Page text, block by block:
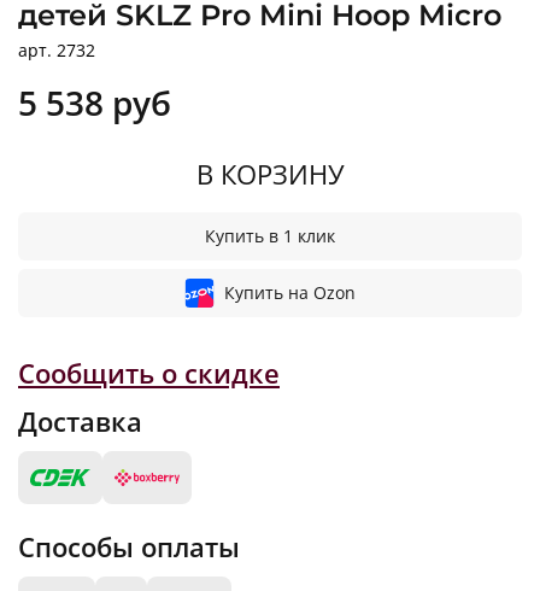
детей SKLZ Pro Mini Hoop Micro
арт. 2732
5 538 руб
В КОРЗИНУ
Купить в 1 клик
Купить на Ozon
Сообщить о скидке
Доставка
Способы оплаты